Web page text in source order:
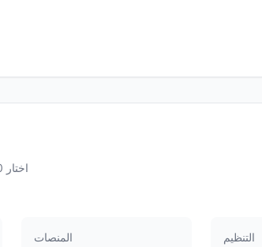
اختار 7,800,000 من المتداولين هذا الوسيط
المنصات
التنظيم